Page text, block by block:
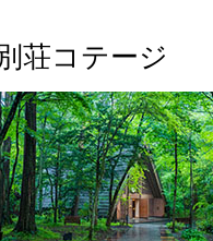
荘コテージ